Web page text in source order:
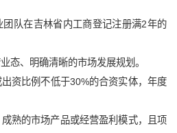
队在吉林省内工商登记注册满2年的
、明确清晰的市场发展规划。
比例不低于30%的合资实体，年度
的市场产品或经营盈利模式，且项